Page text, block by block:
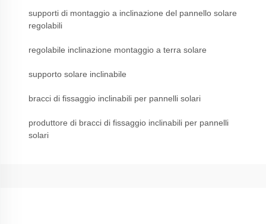
supporti di montaggio a inclinazione del pannello solare
regolabili
regolabile inclinazione montaggio a terra solare
supporto solare inclinabile
bracci di fissaggio inclinabili per pannelli solari
produttore di bracci di fissaggio inclinabili per pannelli
solari